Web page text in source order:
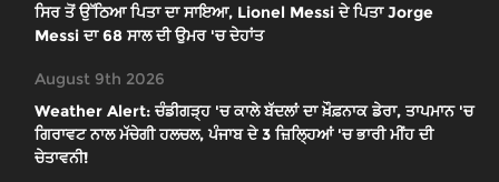
ਸਿਰ ਤੋਂ ਉੱਠਿਆ ਪਿਤਾ ਦਾ ਸਾਇਆ, Lionel Messi ਦੇ ਪਿਤਾ Jorge
Messi ਦਾ 68 ਸਾਲ ਦੀ ਉਮਰ 'ਚ ਦੇਹਾਂਤ
August 9th 2026
Weather Alert: ਚੰਡੀਗੜ੍ਹ 'ਚ ਕਾਲੇ ਬੱਦਲਾਂ ਦਾ ਖ਼ੌਫ਼ਨਾਕ ਡੇਰਾ, ਤਾਪਮਾਨ 'ਚ
ਗਿਰਾਵਟ ਨਾਲ ਮੱਚੇਗੀ ਹਲਚਲ, ਪੰਜਾਬ ਦੇ 3 ਜ਼ਿਲ੍ਹਿਆਂ 'ਚ ਭਾਰੀ ਮੀਂਹ ਦੀ
ਚੇਤਾਵਨੀ!